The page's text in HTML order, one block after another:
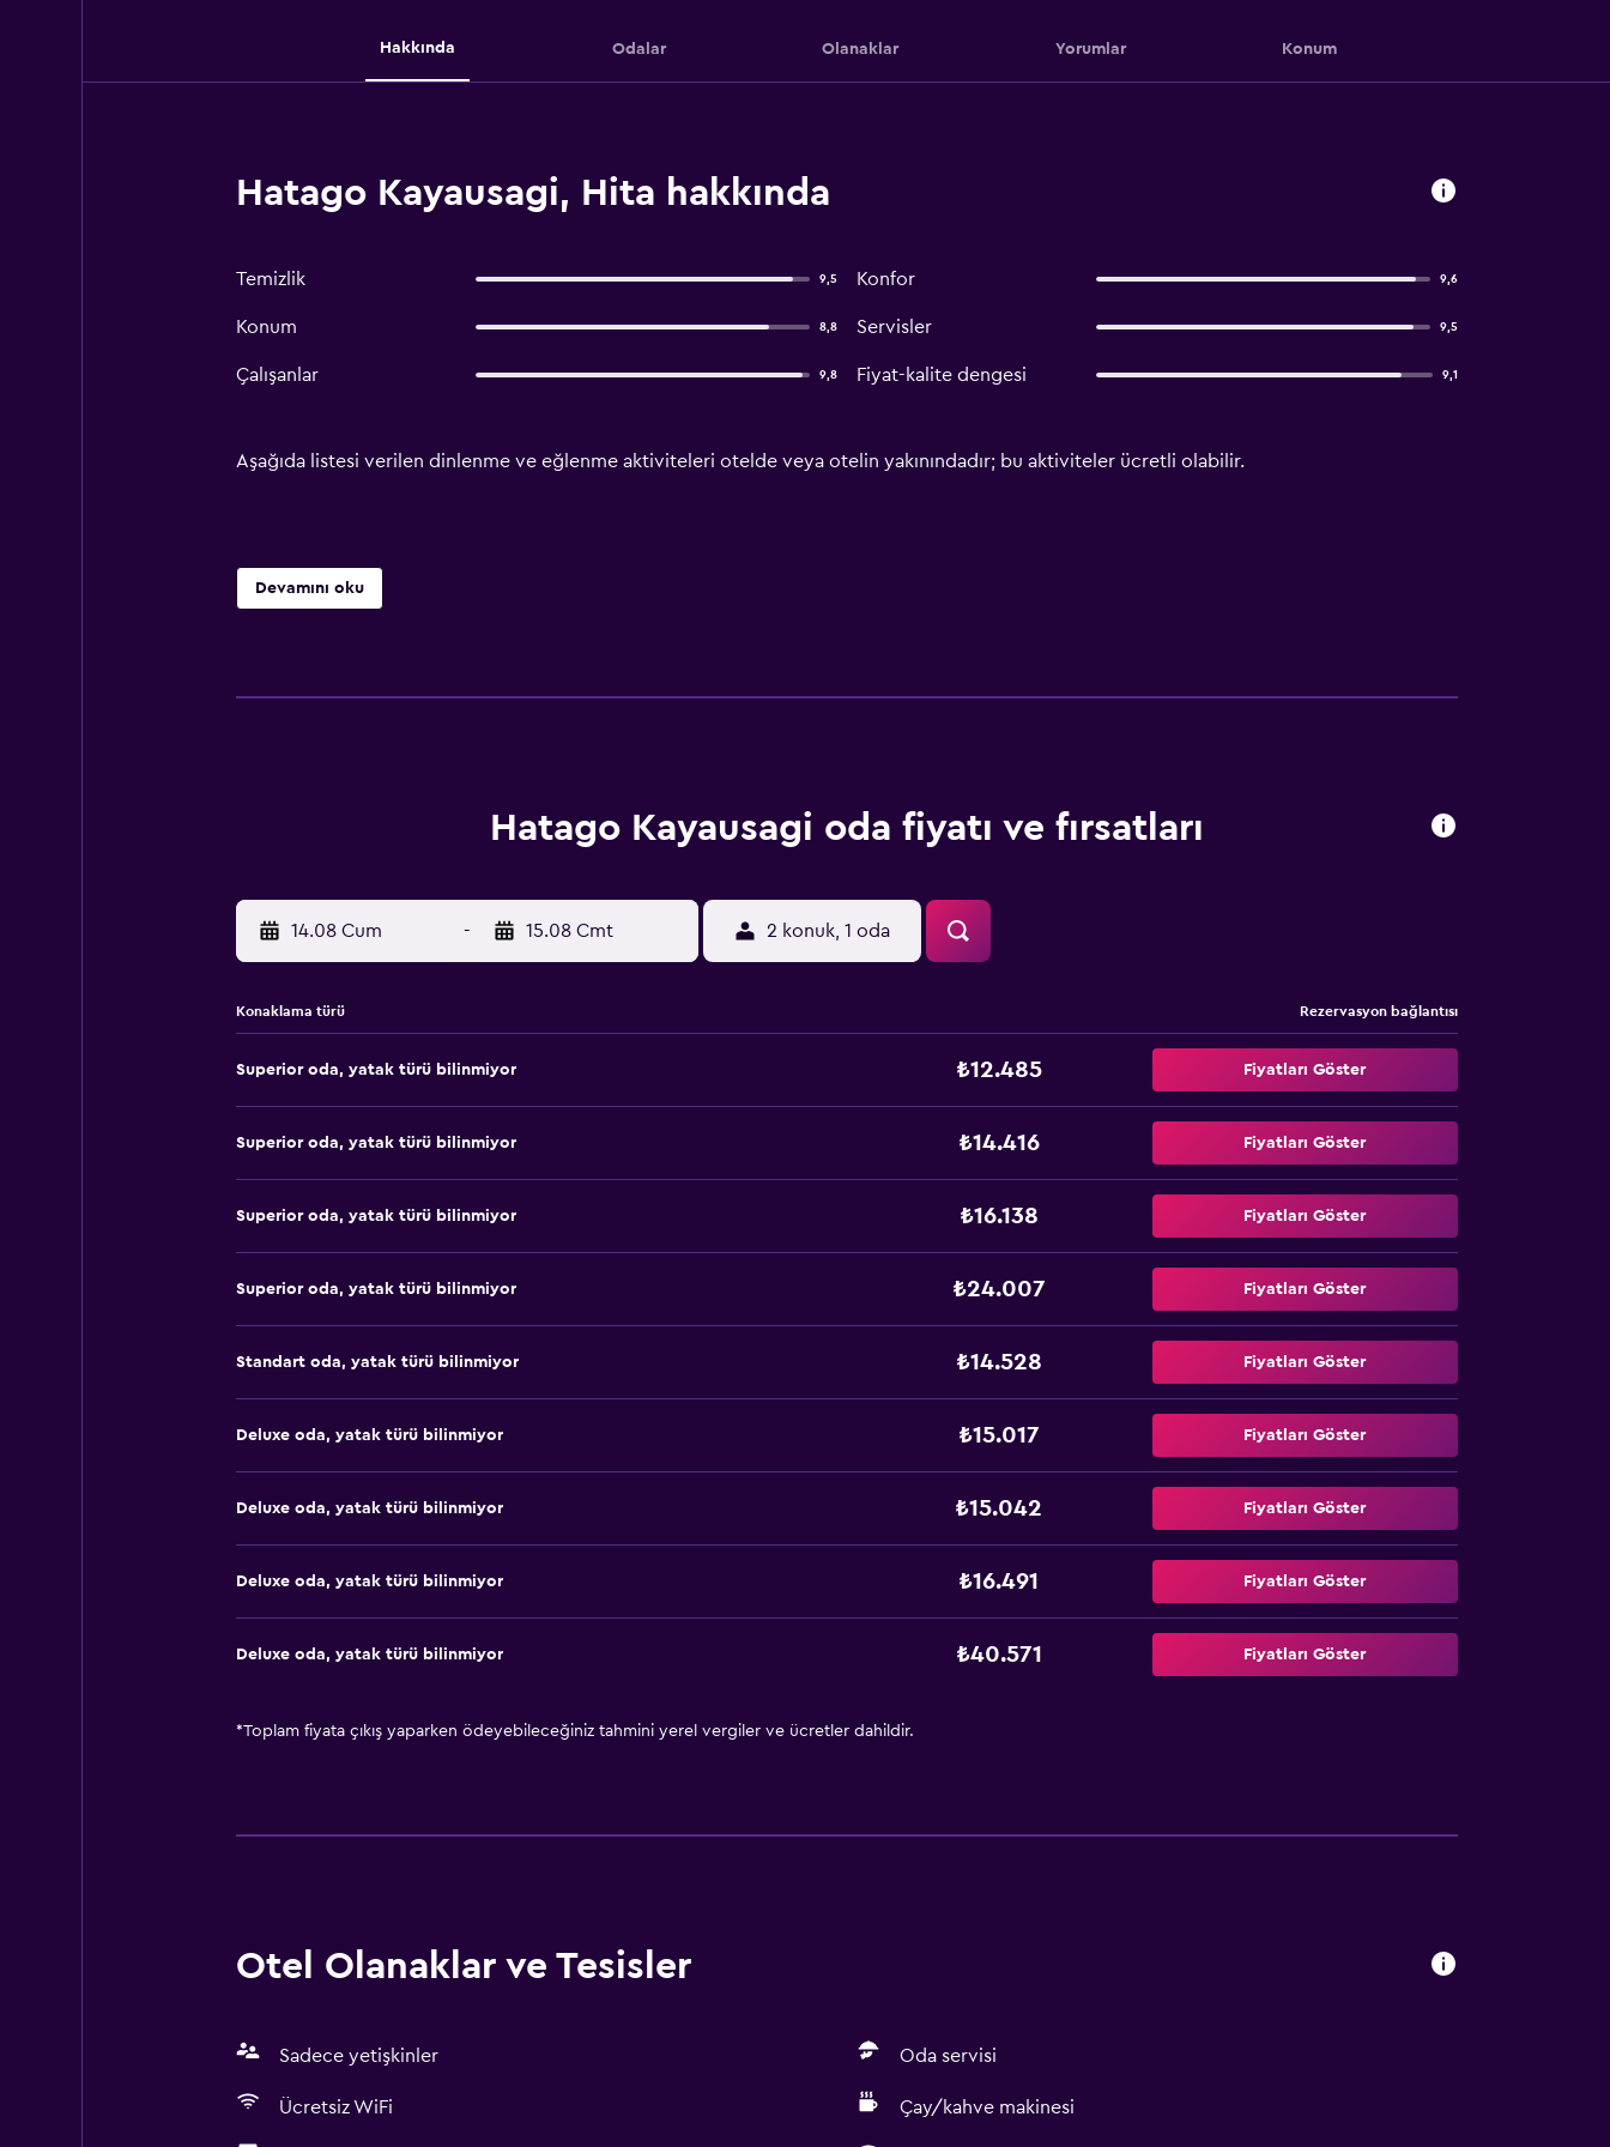
Hakkında Odalar Olanaklar Yorumlar Konum
Hatago Kayausagi, Hita hakkında
Temizlik 9,5 Konfor 9,6
Konum 8,8 Servisler 9,5
Çalışanlar 9,8 Fiyat-kalite dengesi 9,1
Aşağıda listesi verilen dinlenme ve eğlenme aktiviteleri otelde veya otelin yakınındadır; bu aktiviteler ücretli olabilir.
Devamını oku
Hatago Kayausagi oda fiyatı ve fırsatları
14.08 Cum - 15.08 Cmt 2 konuk, 1 oda
Konaklama türü Rezervasyon bağlantısı
Superior oda, yatak türü bilinmiyor ₺12.485 Fiyatları Göster
Superior oda, yatak türü bilinmiyor ₺14.416 Fiyatları Göster
Superior oda, yatak türü bilinmiyor ₺16.138 Fiyatları Göster
Superior oda, yatak türü bilinmiyor ₺24.007 Fiyatları Göster
Standart oda, yatak türü bilinmiyor ₺14.528 Fiyatları Göster
Deluxe oda, yatak türü bilinmiyor ₺15.017 Fiyatları Göster
Deluxe oda, yatak türü bilinmiyor ₺15.042 Fiyatları Göster
Deluxe oda, yatak türü bilinmiyor ₺16.491 Fiyatları Göster
Deluxe oda, yatak türü bilinmiyor ₺40.571 Fiyatları Göster
*Toplam fiyata çıkış yaparken ödeyebileceğiniz tahmini yerel vergiler ve ücretler dahildir.
Otel Olanaklar ve Tesisler
Sadece yetişkinler Oda servisi
Ücretsiz WiFi Çay/kahve makinesi